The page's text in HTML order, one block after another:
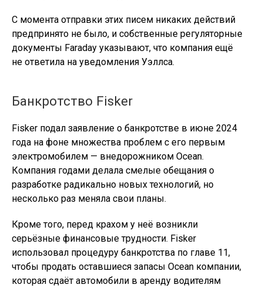
С момента отправки этих писем никаких действий
предпринято не было, и собственные регуляторные
документы Faraday указывают, что компания ещё
не ответила на уведомления Уэллса.
Банкротство Fisker
Fisker подал заявление о банкротстве в июне 2024
года на фоне множества проблем с его первым
электромобилем — внедорожником Ocean.
Компания годами делала смелые обещания о
разработке радикально новых технологий, но
несколько раз меняла свои планы.
Кроме того, перед крахом у неё возникли
серьёзные финансовые трудности. Fisker
использовал процедуру банкротства по главе 11,
чтобы продать оставшиеся запасы Ocean компании,
которая сдаёт автомобили в аренду водителям